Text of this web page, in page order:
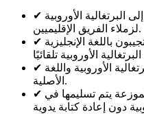
✔ البرتغالية الأوروبية
لزملاء الفريق الإقليميين.
✔ باللغة الإنجليزية
✔ الأوروبية واللغة
الأصلية.
✔ يتم تسليمها في